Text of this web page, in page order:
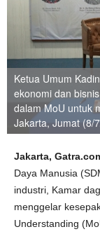
Ketua Umum
ekonomi dan
dalam MoU untuk
Jakarta, Jumat (8/
Jakarta,
Daya Manusia
industri, Kamar
menggelar
Understanding